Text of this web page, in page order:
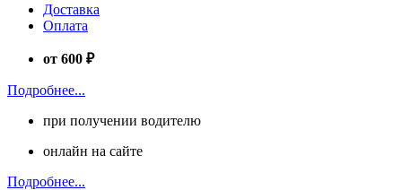
Доставка
Оплата
от 600 ₽
Подробнее...
при получении водителю
онлайн на сайте
Подробнее...